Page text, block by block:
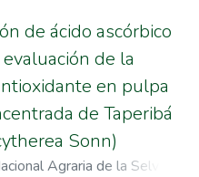
de ácido ascórbico
de la
en pulpa
de Taperibá
Sonn)
Agraria de la Selva